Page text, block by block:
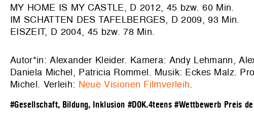
MY HOME IS MY CASTLE, D 2012, 45 bzw. 60 Min.
IM SCHATTEN DES TAFELBERGES, D 2009, 93 Min.
EISZEIT, D 2004, 45 bzw. 78 Min.
Autor*in: Alexander Kleider. Kamera: Andy Lehmann,
Daniela Michel, Patricia Rommel. Musik: Eckes Malz.
Michel. Verleih: Neue Visionen Filmverleih.
#Gesellschaft, Bildung, Inklusion #DOK.4teens #Wettbewerb Preis